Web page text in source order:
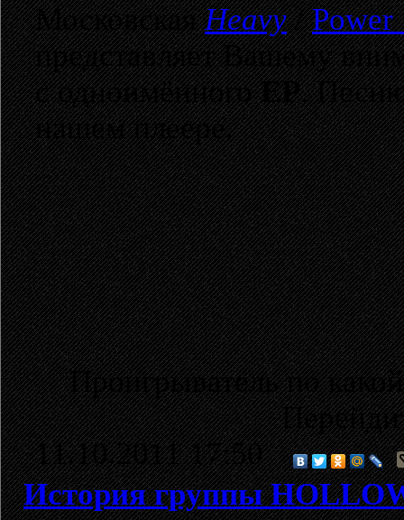
МосковскаяHeavy/
представляет Вашему
с одноимённогоEP.
нашем плеере.
Проигрыватель по
11.10.2011 17:50
История группы